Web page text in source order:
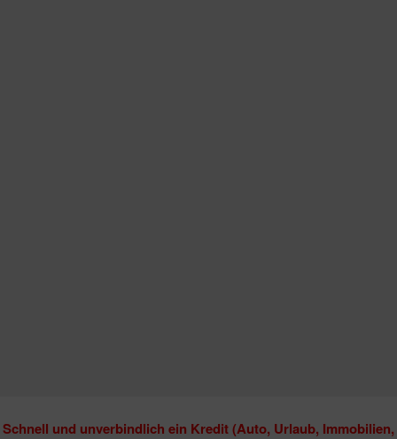
Schnell und unverbindlich ein Kredit (Auto, Urlaub, Immobilien,